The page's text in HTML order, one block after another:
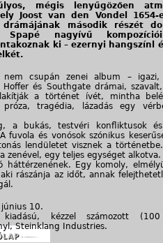
mégis lenyűgözően
Joost van den Vondel 1654-
második részét
Spapé nagyívű
ki – ezernyi hangszínl
nem csupán zenei album – igazi,
Hoffer és Southgate drámai,
a történet ívét, mintha
tragédia, lázadás egy
a bukás, testvéri konfliktusok
fuvola és vonósok szónikus
lendületet visznek a
zenével, egy teljes egységet alkotva.
háttérzenének. Egy komoly,
rászánja az időt, annak
június 10.
kézzel számozott
Steinklang Industries.